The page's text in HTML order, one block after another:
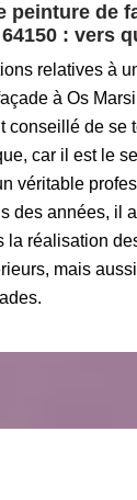
peinture de
: vers
relatives à
à Os
conseillé de se
car il est le
véritable
des années, il
la réalisation
mais